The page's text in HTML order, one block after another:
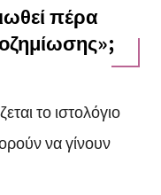
πέρα
το ιστολόγιο
να γίνουν